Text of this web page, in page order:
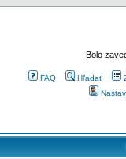
Bolo
FAQ Hľadať